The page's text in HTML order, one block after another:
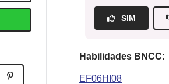
SIM
Habilidades BNCC:
EF06HI08